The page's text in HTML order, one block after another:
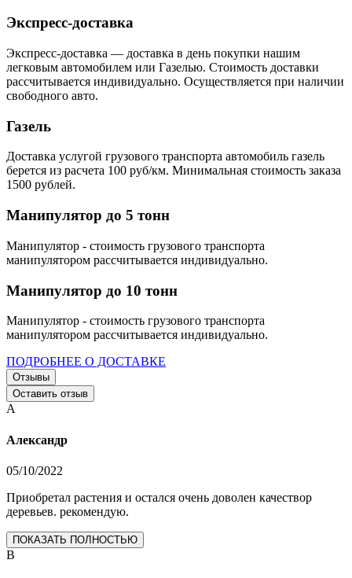
Экспресс-доставка
Экспресс-доставка — доставка в день покупки нашим
легковым автомобилем или Газелью. Стоимость доставки
рассчитывается индивидуально. Осуществляется при наличии
свободного авто.
Газель
Доставка услугой грузового транспорта автомобиль газель
берется из расчета 100 руб/км. Минимальная стоимость заказа
1500 рублей.
Манипулятор до 5 тонн
Манипулятор - стоимость грузового транспорта
манипулятором рассчитывается индивидуально.
Манипулятор до 10 тонн
Манипулятор - стоимость грузового транспорта
манипулятором рассчитывается индивидуально.
ПОДРОБНЕЕ О ДОСТАВКЕ
Отзывы
Оставить отзыв
А
Александр
05/10/2022
Приобретал растения и остался очень доволен качествор
деревьев. рекомендую.
ПОКАЗАТЬ ПОЛНОСТЬЮ
В